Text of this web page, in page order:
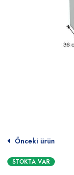
Önceki ürün
STOKTA VAR